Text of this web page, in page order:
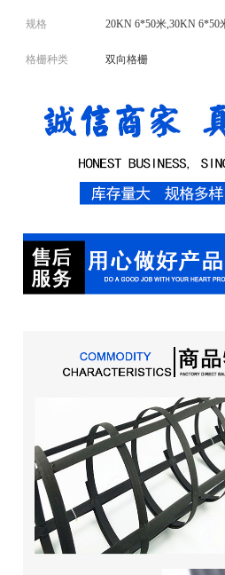
规格 20KN 6*50米,30KN 6*50
格栅种类 双向格栅